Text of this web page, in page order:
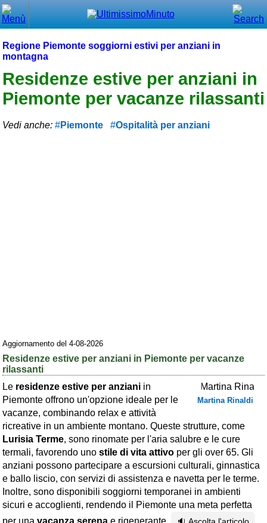
Regione Piemonte soggiorni estivi per anziani in
montagna
Residenze estive per anziani in
Piemonte per vacanze rilassanti
Vedi anche: Piemonte Ospitalità per anziani
Aggiornamento del 4-08-2026
Residenze estive per anziani in Piemonte per vacanze
rilassanti
Martina Rinaldi
Le residenze estive per anziani in
Piemonte offrono un'opzione ideale per le
vacanze, combinando relax e attività
ricreative in un ambiente montano. Queste strutture, come
Lurisia Terme, sono rinomate per l'aria salubre e le cure
termali, favorendo uno stile di vita attivo per gli over 65. Gli
anziani possono partecipare a escursioni culturali, ginnastica
e ballo liscio, con servizi di assistenza e navetta per le terme.
Inoltre, sono disponibili soggiorni temporanei in ambienti
sicuri e accoglienti, rendendo il Piemonte una meta perfetta
per una vacanza serena e rigenerante.
Menù principale
⌂ Home
🕐 Last Minute
Eventi e cose da vedere
➕ Segnala evento
Area riservata
Chi siamo
Ambienti
≋ Mare
🗻 Montagna
Laghi